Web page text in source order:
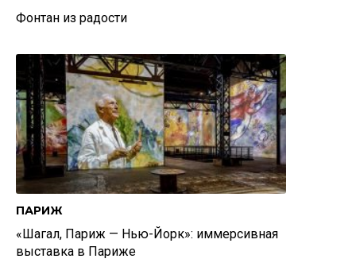
Фонтан из радости
ПАРИЖ
«Шагал, Париж — Нью-Йорк»: иммерсивная
выставка в Париже